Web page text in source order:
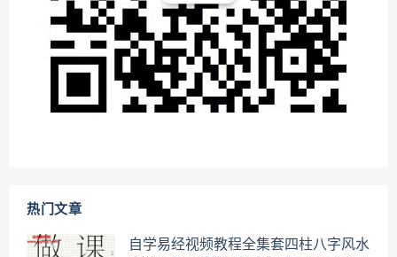
热门文章
自学易经视频教程全集套四柱八字风水